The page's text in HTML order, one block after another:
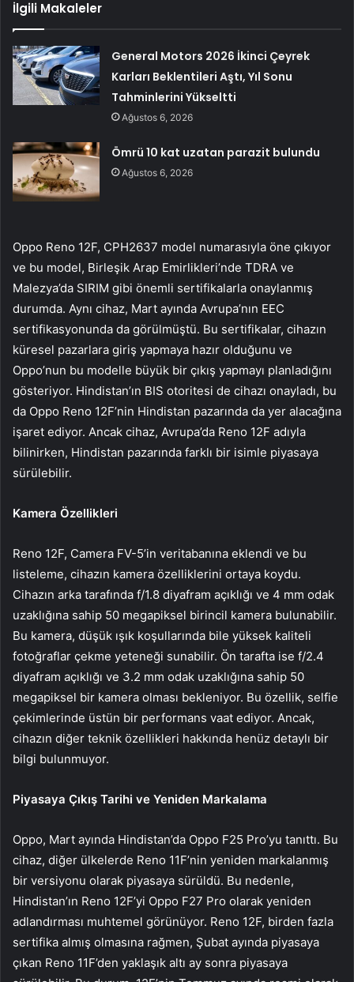
İlgili Makaleler
General Motors 2026 İkinci Çeyrek
Karları Beklentileri Aştı, Yıl Sonu
Tahminlerini Yükseltti
Ağustos 6, 2026
Ömrü 10 kat uzatan parazit bulundu
Ağustos 6, 2026
Oppo Reno 12F, CPH2637 model numarasıyla öne çıkıyor
ve bu model, Birleşik Arap Emirlikleri’nde TDRA ve
Malezya’da SIRIM gibi önemli sertifikalarla onaylanmış
durumda. Aynı cihaz, Mart ayında Avrupa’nın EEC
sertifikasyonunda da görülmüştü. Bu sertifikalar, cihazın
küresel pazarlara giriş yapmaya hazır olduğunu ve
Oppo’nun bu modelle büyük bir çıkış yapmayı planladığını
gösteriyor. Hindistan’ın BIS otoritesi de cihazı onayladı, bu
da Oppo Reno 12F’nin Hindistan pazarında da yer alacağına
işaret ediyor. Ancak cihaz, Avrupa’da Reno 12F adıyla
bilinirken, Hindistan pazarında farklı bir isimle piyasaya
sürülebilir.
Kamera Özellikleri
Reno 12F, Camera FV-5’in veritabanına eklendi ve bu
listeleme, cihazın kamera özelliklerini ortaya koydu.
Cihazın arka tarafında f/1.8 diyafram açıklığı ve 4 mm odak
uzaklığına sahip 50 megapiksel birincil kamera bulunabilir.
Bu kamera, düşük ışık koşullarında bile yüksek kaliteli
fotoğraflar çekme yeteneği sunabilir. Ön tarafta ise f/2.4
diyafram açıklığı ve 3.2 mm odak uzaklığına sahip 50
megapiksel bir kamera olması bekleniyor. Bu özellik, selfie
çekimlerinde üstün bir performans vaat ediyor. Ancak,
cihazın diğer teknik özellikleri hakkında henüz detaylı bir
bilgi bulunmuyor.
Piyasaya Çıkış Tarihi ve Yeniden Markalama
Oppo, Mart ayında Hindistan’da Oppo F25 Pro’yu tanıttı. Bu
cihaz, diğer ülkelerde Reno 11F’nin yeniden markalanmış
bir versiyonu olarak piyasaya sürüldü. Bu nedenle,
Hindistan’ın Reno 12F’yi Oppo F27 Pro olarak yeniden
adlandırması muhtemel görünüyor. Reno 12F, birden fazla
sertifika almış olmasına rağmen, Şubat ayında piyasaya
çıkan Reno 11F’den yaklaşık altı ay sonra piyasaya